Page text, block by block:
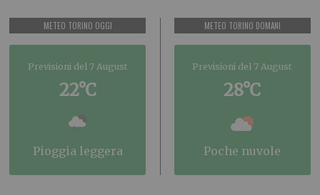
METEO TORINO OGGI
Previsioni del 7 August
22°C
pioggia leggera
METEO TORINO DOMANI
Previsioni del 7 August
28°C
poche nuvole